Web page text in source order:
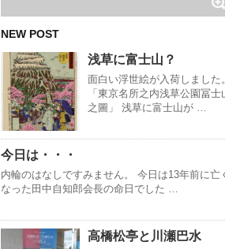
NEW POST
浅草に富士山？
面白い浮世絵が入荷しました。
「東京名所之内浅草公園冨士
之圖」 浅草に富士山が …
今日は・・・
内輪のはなしですみません。 今日は13年前に亡
なった田中自知郎会長の命日でした …
高橋松亭と川瀬巴水